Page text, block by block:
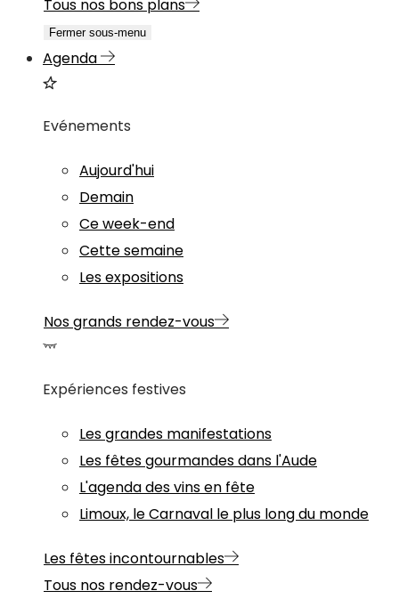
Tous nos bons plans
Fermer sous-menu
Agenda
Evénements
Aujourd'hui
Demain
Ce week-end
Cette semaine
Les expositions
Nos grands rendez-vous
Expériences festives
Les grandes manifestations
Les fêtes gourmandes dans l'Aude
L'agenda des vins en fête
Limoux, le Carnaval le plus long du monde
Les fêtes incontournables
Tous nos rendez-vous